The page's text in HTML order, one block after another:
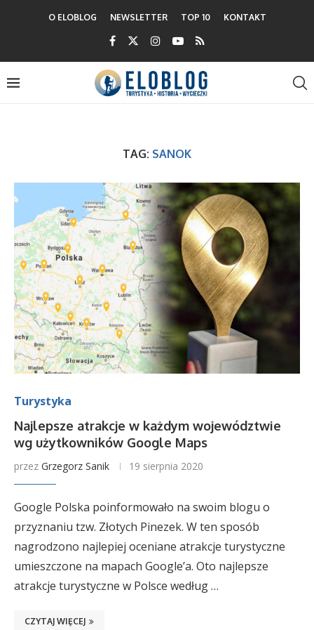
O ELOBLOG NEWSLETTER TOP 10 KONTAKT
TAG: SANOK
Turystyka
Najlepsze atrakcje w każdym województwie
wg użytkowników Google Maps
przez Grzegorz Sanik 19 sierpnia 2020
Google Polska poinformowało na swoim blogu o
przyznaniu tzw. Złotych Pinezek. W ten sposób
nagrodzono najlepiej oceniane atrakcje turystyczne
umieszczone na mapach Google’a. Oto najlepsze
atrakcje turystyczne w Polsce według …
CZYTAJ WIĘCEJ